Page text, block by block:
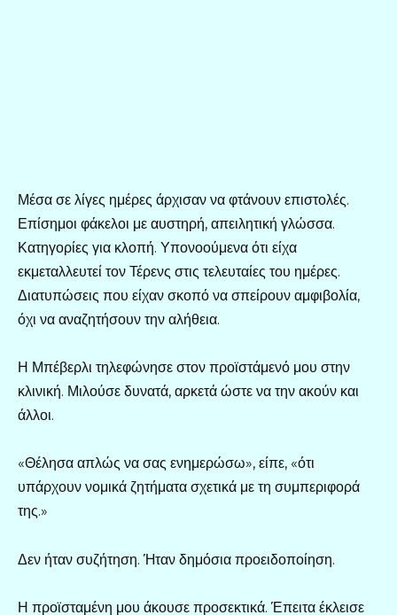
Μέσα σε λίγες ημέρες άρχισαν να φτάνουν επιστολές.
Επίσημοι φάκελοι με αυστηρή, απειλητική γλώσσα.
Κατηγορίες για κλοπή. Υπονοούμενα ότι είχα
εκμεταλλευτεί τον Τέρενς στις τελευταίες του ημέρες.
Διατυπώσεις που είχαν σκοπό να σπείρουν αμφιβολία,
όχι να αναζητήσουν την αλήθεια.
Η Μπέβερλι τηλεφώνησε στον προϊστάμενό μου στην
κλινική. Μιλούσε δυνατά, αρκετά ώστε να την ακούν και
άλλοι.
«Θέλησα απλώς να σας ενημερώσω», είπε, «ότι
υπάρχουν νομικά ζητήματα σχετικά με τη συμπεριφορά
της.»
Δεν ήταν συζήτηση. Ήταν δημόσια προειδοποίηση.
Η προϊσταμένη μου άκουσε προσεκτικά. Έπειτα έκλεισε